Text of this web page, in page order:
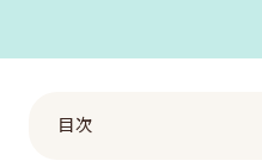
EEISとは
目次